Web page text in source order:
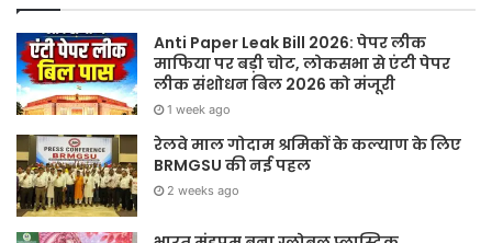
Anti Paper Leak Bill 2026: पेपर लीक
माफिया पर बड़ी चोट, लोकसभा से एंटी पेपर
लीक संशोधन बिल 2026 को मंजूरी
1 week ago
रेलवे माल गोदाम श्रमिकों के कल्याण के लिए
BRMGSU की नई पहल
2 weeks ago